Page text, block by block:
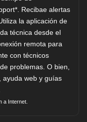
Recibae alertas
la aplicación de
técnica desde el
remota para
con técnicos
problemas. O bien,
ayuda web y guías
a Internet.